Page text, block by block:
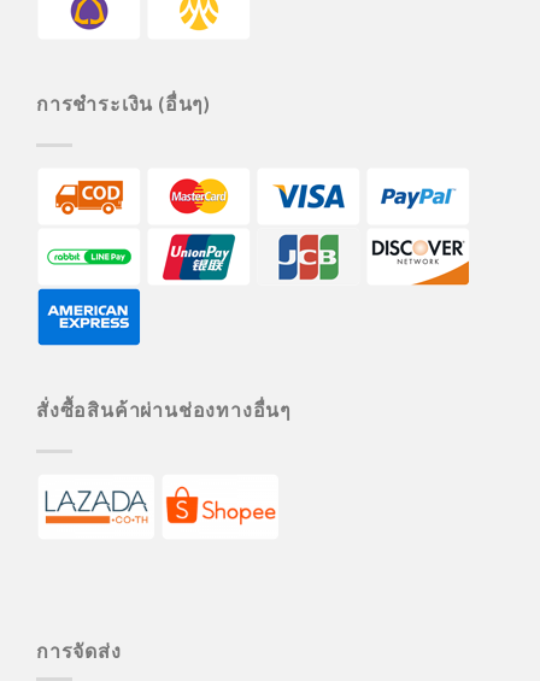
การชำระเงิน (อื่นๆ)
สั่งซื้อสินค้าผ่านช่องทางอื่นๆ
การจัดส่ง